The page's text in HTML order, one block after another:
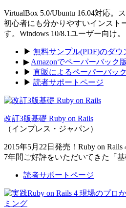
VirtualBox 5.0/Ubuntu 16.04対応。
初心者にも分かりやすいインスト
す。Windows 10/8.1ユーザー向け。
▶ 無料サンプル(PDF)のダウ
▶ Amazonでペーパーバック
▶ 直販によるペーパーバッ
▶ 読者サポートページ
改訂3版基礎 Ruby on Rails
（インプレス・ジャパン）
2015年5月22日発売！Ruby on Rails
7年間ご好評をいただいてきた「基
読者サポートページ